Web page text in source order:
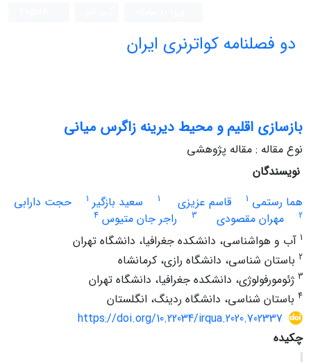
دو فصلنامه کواترنری ایران
بازسازی اقلیم و محیط دیرینه زاگرس میانی
نوع مقاله : مقاله پژوهشی
نویسندگان
هما رستمی 1 قاسم عزیزی 1 سعید بازگیر 1 حجت دارابی
2 مهران مقصودی 3 راجر جان متیوس 4
1 آب و هواشناسی، دانشکده جغرافیا، دانشگاه تهران
2 باستان شناسی، دانشگاه رازی، کرمانشاه
3 ژئومورفولوژی، دانشکده جغرافیا، دانشگاه تهران
4 باستان شناسی، دانشگاه ردینگ، انگلستان
https://doi.org/10.22034/irqua.2020.702337
چکیده